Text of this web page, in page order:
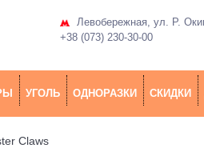
Левобережная, ул. Р.
+38 (073) 230-30-00
УГОЛЬ ОДНОРАЗКИ СКИДКИ
Claws